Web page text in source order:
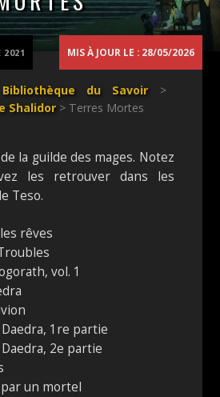
MIS À JOUR LE : 28/05/2026
Bibliothèque du Savoir >
Shalidor > Terres Mortes
la guilde des mages. Notez
les retrouver dans les
Teso.
rêves
vol. 1
1re partie
2e partie
par un mortel
2021